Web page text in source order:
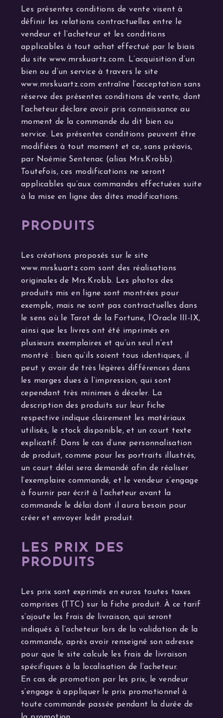
Les présentes conditions de vente visent à
définir les relations contractuelles entre le
vendeur et l’acheteur et les conditions
applicables à tout achat effectué par le biais
du site www.mrskuartz.com. L’acquisition d’un
bien ou d’un service à travers le site
www.mrskuartz.com entraîne l’acceptation sans
réserve des présentes conditions de vente, dont
l’acheteur déclare avoir pris connaissance au
moment de la commande du dit bien ou
service. Les présentes conditions peuvent être
modifiées à tout moment et ce, sans préavis,
par Noémie Sentenac (alias Mrs.Krobb).
Toutefois, ces modifications ne seront
applicables qu’aux commandes effectuées suite
à la mise en ligne des dites modifications.
PRODUITS
Les créations proposés sur le site
www.mrskuartz.com sont des réalisations
originales de Mrs.Krobb. Les photos des
produits mis en ligne sont montrées pour
exemple, mais ne sont pas contractuelles dans
le sens où le Tarot de la Fortune, l’Oracle III-IX,
ainsi que les livres ont été imprimés en
plusieurs exemplaires et qu’un seul n’est
montré : bien qu’ils soient tous identiques, il
peut y avoir de très légères différences dans
les marges dues à l’impression, qui sont
cependant très minimes à déceler. La
description des produits sur leur fiche
respective indique clairement les matériaux
utilisés, le stock disponible, et un court texte
explicatif. Dans le cas d’une personnalisation
de produit, comme pour les portraits illustrés,
un court délai sera demandé afin de réaliser
l’exemplaire commandé, et le vendeur s’engage
à fournir par écrit à l’acheteur avant la
commande le délai dont il aura besoin pour
créer et envoyer ledit produit.
LES PRIX DES
PRODUITS
Les prix sont exprimés en euros toutes taxes
comprises (TTC) sur la fiche produit. À ce tarif
s’ajoute les frais de livraison, qui seront
indiqués à l’acheteur lors de la validation de la
commande, après avoir renseigné son adresse
pour que le site calcule les frais de livraison
spécifiques à la localisation de l’acheteur.
En cas de promotion par les prix, le vendeur
s’engage à appliquer le prix promotionnel à
toute commande passée pendant la durée de